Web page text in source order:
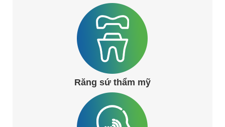
Răng sứ thẩm mỹ